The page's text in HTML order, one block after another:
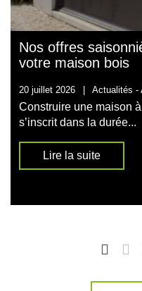
Nos offres
votre maison bois
20 juillet 2026 | Actualités -
Construire une maison
s’inscrit dans la durée...
Lire la suite